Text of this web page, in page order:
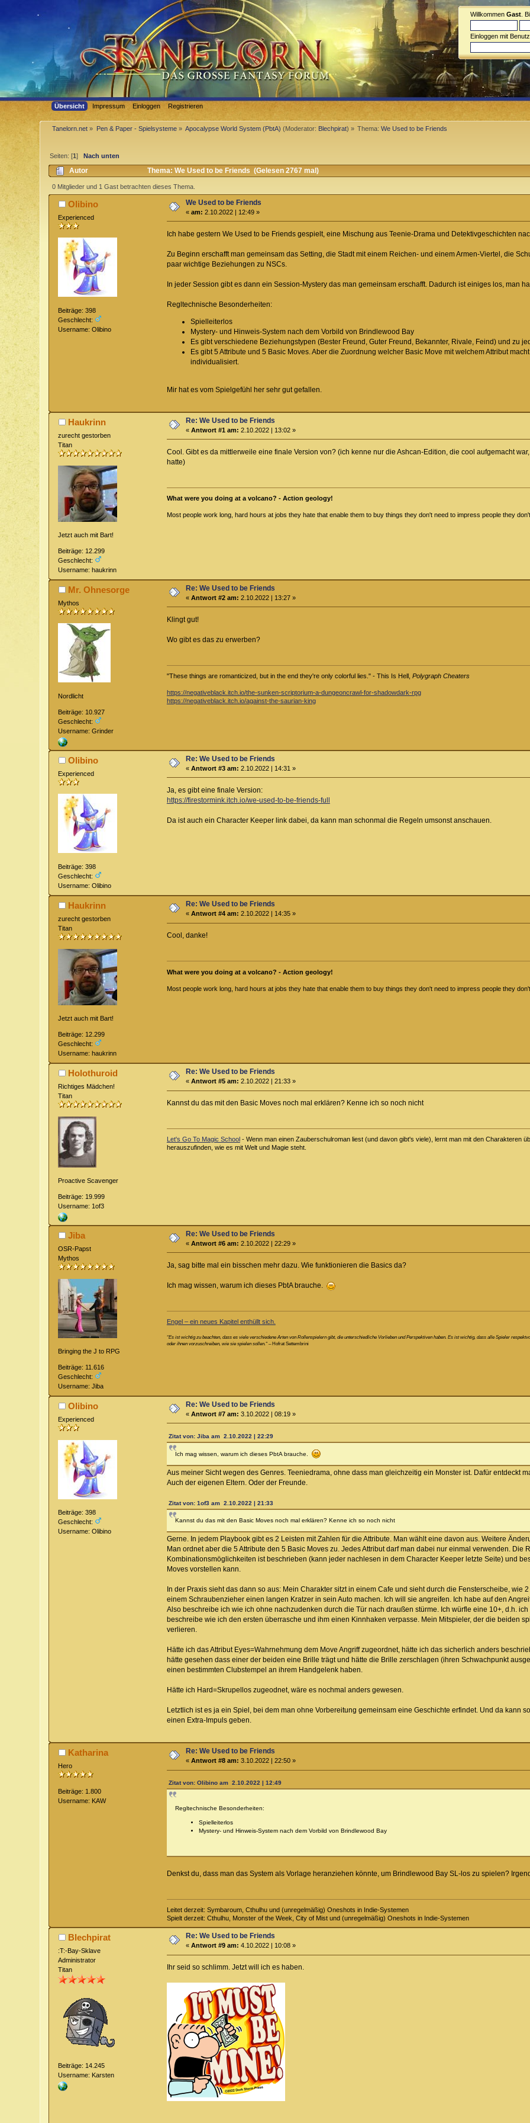
Willkommen Gast .
Einloggen mit
Übersicht Impressum Einloggen Registrieren
Tanelorn.net » Pen & Paper - Spielsysteme» Apocalypse World System (PbtA) (Moderator: Blechpirat) » Thema:We Used to be Friends
Seiten: [1]Nach unten
Autor Thema: We Used to be Friends (Gelesen 2767 mal)
0 Mitglieder und 1 Gast betrachten dieses Thema.
Olibino
Experienced
Beiträge: 398
Geschlecht:
Username: Olibino
We Used to be Friends
«am: 2.10.2022 | 12:49 »
Ich habe gestern We Used to be Friends gespielt, eine Mischung aus Teenie-Drama und Detektivgeschichten
Zu Beginn erschafft man gemeinsam das Setting, die Stadt mit einem Reichen- und einem Armen-Viertel, die
paar wichtige Beziehungen zu NSCs.
In jeder Session gibt es dann ein Session-Mystery das man gemeinsam erschafft. Dadurch ist einiges los, man
Regltechnische Besonderheiten:
Spielleiterlos
Mystery- und Hinweis-System nach dem Vorbild von Brindlewood Bay
Es gibt verschiedene Beziehungstypen (Bester Freund, Guter Freund, Bekannter, Rivale, Feind) und zu
Es gibt 5 Attribute und 5 Basic Moves. Aber die Zuordnung welcher Basic Move mit welchem Attribut
individualisiert.
Mir hat es vom Spielgefühl her sehr gut gefallen.
Haukrinn
zurecht gestorben
Titan
Jetzt auch mit Bart!
Beiträge: 12.299
Geschlecht:
Username: haukrinn
Re: We Used to be Friends
«Antwort #1 am: 2.10.2022 | 13:02 »
Cool. Gibt es da mittlerweile eine finale Version von? (ich kenne nur die Ashcan-Edition, die cool aufgemacht
hatte)
What were you doing at a volcano? - Action geology!
Most people work long, hard hours at jobs they hate that enable them to buy things they don't need to impress people they don't
Mr. Ohnesorge
Mythos
Nordlicht
Beiträge: 10.927
Geschlecht:
Username: Grinder
Re: We Used to be Friends
«Antwort #2 am: 2.10.2022 | 13:27 »
Klingt gut!
Wo gibt es das zu erwerben?
"These things are romanticized, but in the end they're only colorful lies." - This Is Hell, Polygraph Cheaters
https://negativeblack.itch.io/the-sunken-scriptorium-a-dungeoncrawl-for-shadowdark-rpg
https://negativeblack.itch.io/against-the-saurian-king
Olibino
Experienced
Beiträge: 398
Geschlecht:
Username: Olibino
Re: We Used to be Friends
«Antwort #3 am: 2.10.2022 | 14:31 »
Ja, es gibt eine finale Version:
https://firestormink.itch.io/we-used-to-be-friends-full
Da ist auch ein Character Keeper link dabei, da kann man schonmal die Regeln umsonst anschauen.
Haukrinn
zurecht gestorben
Titan
Jetzt auch mit Bart!
Beiträge: 12.299
Geschlecht:
Username: haukrinn
Re: We Used to be Friends
«Antwort #4 am: 2.10.2022 | 14:35 »
Cool, danke!
What were you doing at a volcano? - Action geology!
Most people work long, hard hours at jobs they hate that enable them to buy things they don't need to impress people they don't
Holothuroid
Richtiges Mädchen!
Titan
Proactive Scavenger
Beiträge: 19.999
Username: 1of3
Re: We Used to be Friends
«Antwort #5 am: 2.10.2022 | 21:33 »
Kannst du das mit den Basic Moves noch mal erklären? Kenne ich so noch nicht
Let's Go To Magic School - Wenn man einen Zauberschulroman liest (und davon gibt's viele), lernt man mit den Charakteren
herauszufinden, wie es mit Welt und Magie steht.
Jiba
OSR-Papst
Mythos
Bringing the J to RPG
Beiträge: 11.616
Geschlecht:
Username: Jiba
Re: We Used to be Friends
«Antwort #6 am: 2.10.2022 | 22:29 »
Ja, sag bitte mal ein bisschen mehr dazu. Wie funktionieren die Basics da?
Ich mag wissen, warum ich dieses PbtA brauche.
Engel – ein neues Kapitel enthüllt sich.
“Es ist wichtig zu beachten, dass es viele verschiedene Arten von Rollenspielern gibt, die unterschiedliche Vorlieben und Perspektiven haben. Es ist wichtig, dass alle Spieler
oder ihnen vorzuschreiben, wie sie spielen sollen.“– Hofrat Settembrini
Olibino
Experienced
Beiträge: 398
Geschlecht:
Username: Olibino
Re: We Used to be Friends
«Antwort #7 am: 3.10.2022 | 08:19 »
Zitat von: Jiba am 2.10.2022 | 22:29
Ich mag wissen, warum ich dieses PbtA brauche.
Aus meiner Sicht wegen des Genres. Teeniedrama, ohne dass man gleichzeitig ein Monster ist. Dafür entdeckt
Auch der eigenen Eltern. Oder der Freunde.
Zitat von: 1of3 am 2.10.2022 | 21:33
Kannst du das mit den Basic Moves noch mal erklären? Kenne ich so noch nicht
Gerne. In jedem Playbook gibt es 2 Leisten mit Zahlen für die Attribute. Man wählt eine davon aus. Weitere
Man ordnet aber die 5 Attribute den 5 Basic Moves zu. Jedes Attribut darf man dabei nur einmal verwenden. Die
Kombinationsmöglichkeiten ist beschrieben (kann jeder nachlesen in dem Character Keeper letzte Seite) und
Moves vorstellen kann.
In der Praxis sieht das dann so aus: Mein Charakter sitzt in einem Cafe und sieht durch die Fensterscheibe, wie
einem Schraubenzieher einen langen Kratzer in sein Auto machen. Ich will sie angreifen. Ich habe auf den
Also beschreibe ich wie ich ohne nachzudenken durch die Tür nach draußen stürme. Ich würfle eine 10+, d.h.
beschreibe wie ich den ersten überrasche und ihm einen Kinnhaken verpasse. Mein Mitspieler, der die beiden
verlieren.
Hätte ich das Attribut Eyes=Wahrnehmung dem Move Angriff zugeordnet, hätte ich das sicherlich anders
hätte gesehen dass einer der beiden eine Brille trägt und hätte die Brille zerschlagen (ihren Schwachpunkt
einen bestimmten Clubstempel an ihrem Handgelenk haben.
Hätte ich Hard=Skrupellos zugeodnet, wäre es nochmal anders gewesen.
Letztlich ist es ja ein Spiel, bei dem man ohne Vorbereitung gemeinsam eine Geschichte erfindet. Und da kann
einen Extra-Impuls geben.
Katharina
Hero
Beiträge: 1.800
Username: KAW
Re: We Used to be Friends
«Antwort #8 am: 3.10.2022 | 22:50 »
Zitat von: Olibino am 2.10.2022 | 12:49
Regltechnische Besonderheiten:
Spielleiterlos
Mystery- und Hinweis-System nach dem Vorbild von Brindlewood Bay
Denkst du, dass man das System als Vorlage heranziehen könnte, um Brindlewood Bay SL-los zu spielen?
Leitet derzeit: Symbaroum, Cthulhu und (unregelmäßig) Oneshots in Indie-Systemen
Spielt derzeit: Cthulhu, Monster of the Week, City of Mist und (unregelmäßig) Oneshots in Indie-Systemen
Blechpirat
:T:-Bay-Sklave
Administrator
Titan
Beiträge: 14.245
Username: Karsten
Re: We Used to be Friends
«Antwort #9 am: 4.10.2022 | 10:08 »
Ihr seid so schlimm. Jetzt will ich es haben.